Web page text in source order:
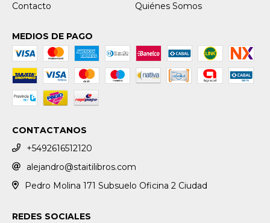
Contacto Quiénes Somos
MEDIOS DE PAGO
CONTACTANOS
+5492616512120
alejandro@staitilibros.com
Pedro Molina 171 Subsuelo Oficina 2 Ciudad
REDES SOCIALES